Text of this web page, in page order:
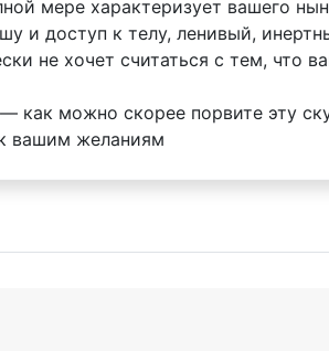
мере характеризует вашего
и доступ к телу, ленивый,
не хочет считаться с тем, что
как можно скорее порвите эту
вашим желаниям